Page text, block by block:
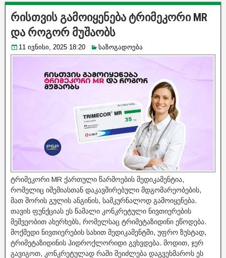
რისთვის გამოიყენება ტრიმეკორი MR
და როგორ მუშაობს
11 ივნისი, 2025 18:20 საზოგადოება
ტრიმეკორი MR ქართული წარმოების მედიკამენტია,
რომელიც იშემიასთან დაკავშირებული მდგომარეობების,
მათ შორის გულის ანგინის, სამკურნალოდ გამოიყენება.
თავის ფუნქციას ეს წამალი კონკრეტული ნივთიერების
მეშვეობით ახერხებს, რომელსაც ტრიმეტაზიდინი ეწოდება.
მოქმედი ნივთიერების სახით მედიკამენტში, უფრო ზუსტად,
ტრიმეტაზიდინის ჰიდროქლორიდი გვხვდება. მოდით, ჯერ
გავიგოთ, კონკრეტულად რაში შეიძლება დაგვეხმაროს ეს